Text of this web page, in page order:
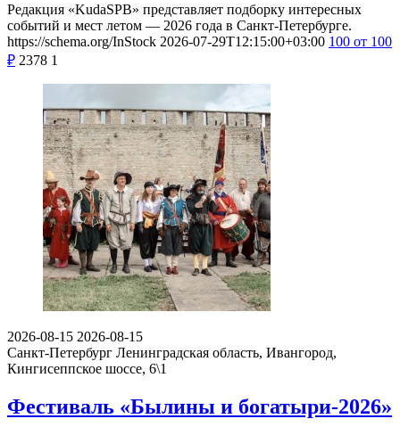
Редакция «KudaSPB» представляет подборку интересных
событий и мест летом — 2026 года в Санкт-Петербурге.
https://schema.org/InStock 2026-07-29T12:15:00+03:00 100 от 100
₽ 2378 1
2026-08-15 2026-08-15
Санкт-Петербург Ленинградская область, Ивангород,
Кингисеппское шоссе, 6\1
Фестиваль «Былины и богатыри-2026»